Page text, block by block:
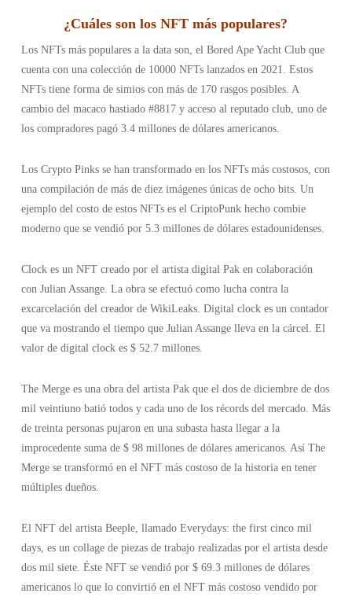
¿Cuáles son los NFT más populares?
Los NFTs más populares a la data son, el Bored Ape Yacht Club que
cuenta con una colección de 10000 NFTs lanzados en 2021. Estos
NFTs tiene forma de simios con más de 170 rasgos posibles. A
cambio del macaco hastiado #8817 y acceso al reputado club, uno de
los compradores pagó 3.4 millones de dólares americanos.
Los Crypto Pinks se han transformado en los NFTs más costosos, con
una compilación de más de diez imágenes únicas de ocho bits. Un
ejemplo del costo de estos NFTs es el CriptoPunk hecho combie
moderno que se vendió por 5.3 millones de dólares estadounidenses.
Clock es un NFT creado por el artista digital Pak en colaboración
con Julian Assange. La obra se efectuó como lucha contra la
excarcelación del creador de WikiLeaks. Digital clock es un contador
que va mostrando el tiempo que Julian Assange lleva en la cárcel. El
valor de digital clock es $ 52.7 millones.
The Merge es una obra del artista Pak que el dos de diciembre de dos
mil veintiuno batió todos y cada uno de los récords del mercado. Más
de treinta personas pujaron en una subasta hasta llegar a la
improcedente suma de $ 98 millones de dólares americanos. Así The
Merge se transformó en el NFT más costoso de la historia en tener
múltiples dueños.
El NFT del artista Beeple, llamado Everydays: the first cinco mil
days, es un collage de piezas de trabajo realizadas por el artista desde
dos mil siete. Éste NFT se vendió por $ 69.3 millones de dólares
americanos lo que lo convirtió en el NFT más costoso vendido por